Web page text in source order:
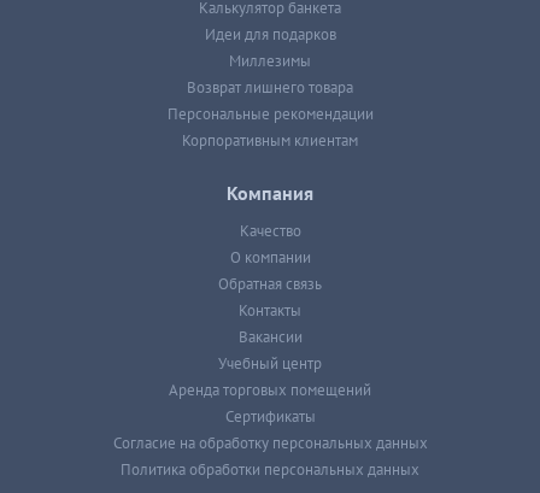
Калькулятор банкета
Идеи для подарков
Миллезимы
Возврат лишнего товара
Персональные рекомендации
Корпоративным клиентам
Компания
Качество
О компании
Обратная связь
Контакты
Вакансии
Учебный центр
Аренда торговых помещений
Сертификаты
Согласие на обработку персональных данных
Политика обработки персональных данных